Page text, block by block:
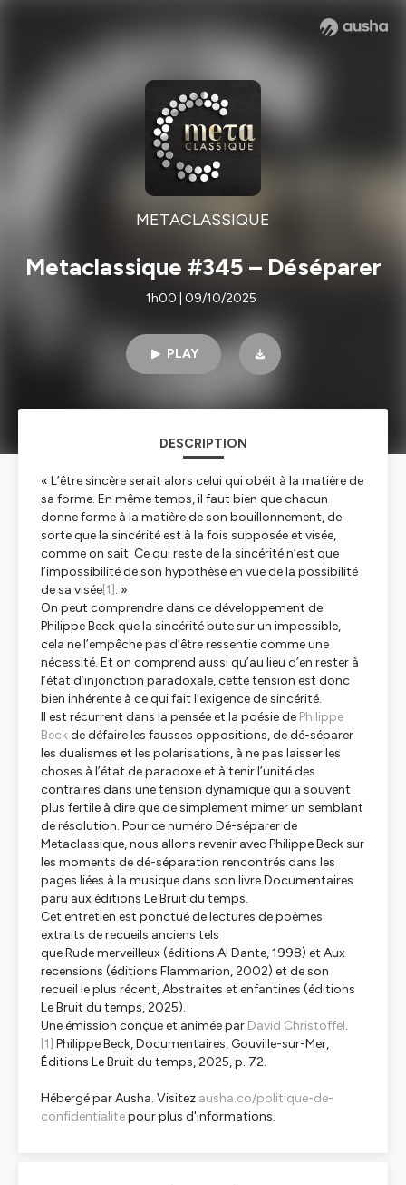
METACLASSIQUE
Metaclassique #345 – Déséparer
1h00 | 09/10/2025
PLAY
DESCRIPTION
« L’être sincère serait alors celui qui obéit à la matière de
sa forme. En même temps, il faut bien que chacun
donne forme à la matière de son bouillonnement, de
sorte que la sincérité est à la fois supposée et visée,
comme on sait. Ce qui reste de la sincérité n’est que
l’impossibilité de son hypothèse en vue de la possibilité
de sa visée[1]. »
On peut comprendre dans ce développement de
Philippe Beck que la sincérité bute sur un impossible,
cela ne l’empêche pas d’être ressentie comme une
nécessité. Et on comprend aussi qu’au lieu d’en rester à
l’état d’injonction paradoxale, cette tension est donc
bien inhérente à ce qui fait l’exigence de sincérité.
Il est récurrent dans la pensée et la poésie de Philippe
Beckde défaire les fausses oppositions, de dé-séparer
les dualismes et les polarisations, à ne pas laisser les
choses à l’état de paradoxe et à tenir l’unité des
contraires dans une tension dynamique qui a souvent
plus fertile à dire que de simplement mimer un semblant
de résolution. Pour ce numéro Dé-séparer de
Metaclassique, nous allons revenir avec Philippe Beck sur
les moments de dé-séparation rencontrés dans les
pages liées à la musique dans son livreDocumentaires
paru aux éditions Le Bruit du temps.
Cet entretien est ponctué de lectures de poèmes
extraits de recueils anciens tels
queRude merveilleux(éditions Al Dante, 1998) et Aux
recensions (éditions Flammarion, 2002) et de son
recueil le plus récent,Abstraites et enfantines (éditions
Le Bruit du temps, 2025).
Une émission conçue et animée par David Christoffel.
[1] Philippe Beck,Documentaires, Gouville-sur-Mer,
Éditions Le Bruit du temps, 2025, p. 72.
Hébergé par Ausha. Visitez ausha.co/politique-de-
confidentialitepour plus d'informations.